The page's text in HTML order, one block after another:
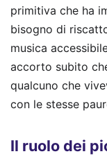
primitiva che ha
bisogno di
musica
accorto subito
qualcuno che
con le stesse
Il ruolo dei